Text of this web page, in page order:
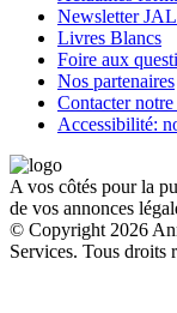
Newsletter
Livres Blancs
Foire aux
Nos partenaires
Contacter
Accessibilité:
A vos côtés pour la
de vos annonces
© Copyright 2026
Services. Tous droits